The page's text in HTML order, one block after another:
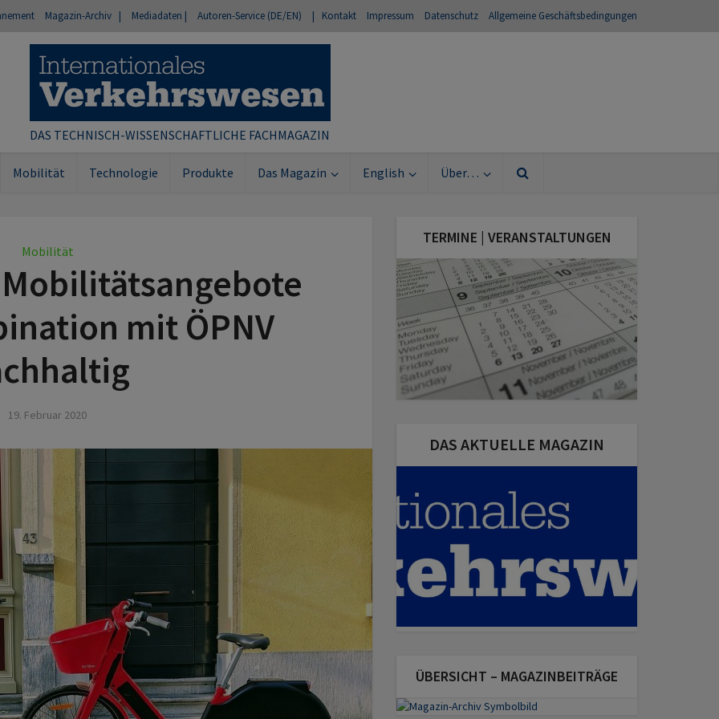
Magazin-Archiv | Mediadaten | Autoren-Service (DE/EN) | Kontakt Impressum Datenschutz Allgemeine Geschäftsbedingungen
DAS TECHNISCH-WISSENSCHAFTLICHE FACHMAGAZIN
Mobilität Technologie Produkte Das Magazin English Über…
Mobilität
mit ÖPNV
19. Februar 2020
TERMINE | VERANSTALTUNGEN
DAS AKTUELLE MAGAZIN
ÜBERSICHT – MAGAZINBEITRÄGE